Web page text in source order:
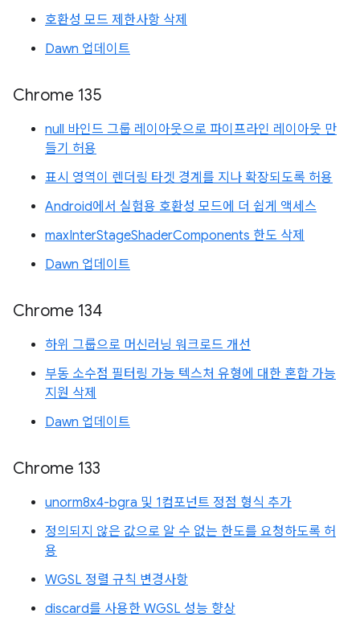
호환성 모드 제한사항 삭제
Dawn 업데이트
Chrome 135
null 바인드 그룹 레이아웃으로 파이프라인 레이아웃 만
들기 허용
표시 영역이 렌더링 타겟 경계를 지나 확장되도록 허용
Android에서 실험용 호환성 모드에 더 쉽게 액세스
maxInterStageShaderComponents 한도 삭제
Dawn 업데이트
Chrome 134
하위 그룹으로 머신러닝 워크로드 개선
부동 소수점 필터링 가능 텍스처 유형에 대한 혼합 가능
지원 삭제
Dawn 업데이트
Chrome 133
unorm8x4-bgra 및 1컴포넌트 정점 형식 추가
정의되지 않은 값으로 알 수 없는 한도를 요청하도록 허
용
WGSL 정렬 규칙 변경사항
discard를 사용한 WGSL 성능 향상